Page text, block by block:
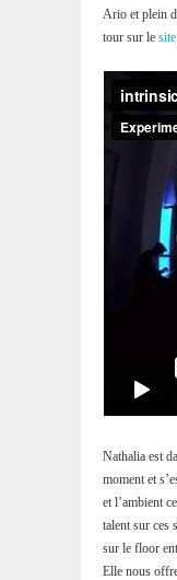
Ario et plein
tour sur le site
Nathalia est
moment et
et l’ambient
talent sur ces
sur le floor
Elle nous